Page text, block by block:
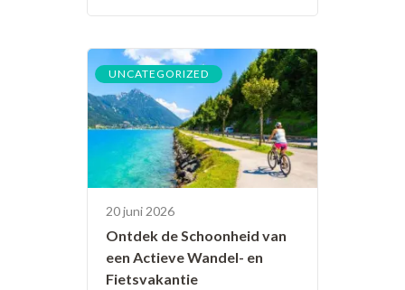
UNCATEGORIZED
20 juni 2026
Ontdek de Schoonheid van
een Actieve Wandel- en
Fietsvakantie